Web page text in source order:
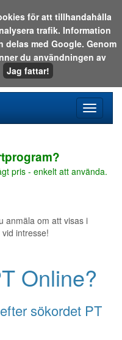
meny
pris - enkelt att använda.
anmäla om att visas i
intresse!
Online?
sökordet PT
för att tillhandahålla
trafik. Information
med Google. Genom
du användningen av
Jag fattar!